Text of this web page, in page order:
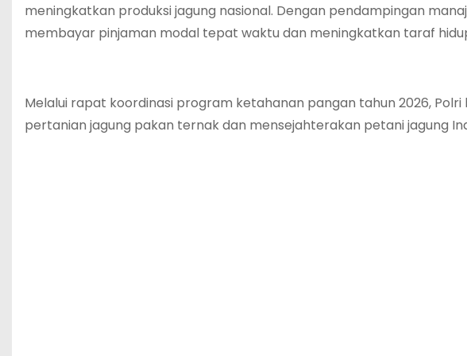
meningkatkan produksi jagung nasional. Dengan pendampingan
membayar pinjaman modal tepat waktu dan meningkatkan taraf
Melalui rapat koordinasi program ketahanan pangan tahun 2026,
pertanian jagung pakan ternak dan mensejahterakan petani jagung